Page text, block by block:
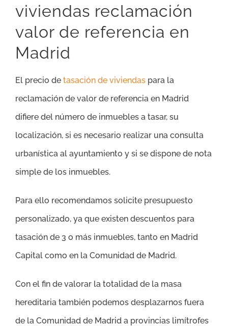
viviendas reclamación
valor de referencia en
Madrid
El precio de tasación de viviendas para la
reclamación de valor de referencia en Madrid
difiere del número de inmuebles a tasar, su
localización, si es necesario realizar una consulta
urbanística al ayuntamiento y si se dispone de nota
simple de los inmuebles.
Para ello recomendamos solicite presupuesto
personalizado, ya que existen descuentos para
tasación de 3 o más inmuebles, tanto en Madrid
Capital como en la Comunidad de Madrid.
Con el fin de valorar la totalidad de la masa
hereditaria también podemos desplazarnos fuera
de la Comunidad de Madrid a provincias limítrofes